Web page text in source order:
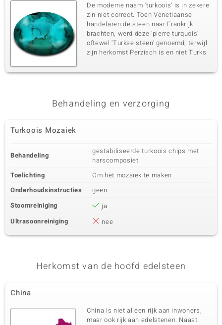
De moderne naam 'turkoois' is in zekere
zin niet correct. Toen Venetiaanse
handelaren de steen naar Frankrijk
brachten, werd deze 'pierre turquois'
oftewel 'Turkse steen' genoemd, terwijl
zijn herkomst Perzisch is en niet Turks.
Behandeling en verzorging
Turkoois Mozaiek
Behandeling
gestabiliseerde turkoois chips met
harscomposiet
Toelichting
Om het mozaïek te maken
Onderhoudsinstructies
geen
Stoomreiniging
ja
Ultrasoonreiniging
nee
Herkomst van de hoofd edelsteen
China
China is niet alleen rijk aan inwoners,
maar ook rijk aan edelstenen. Naast